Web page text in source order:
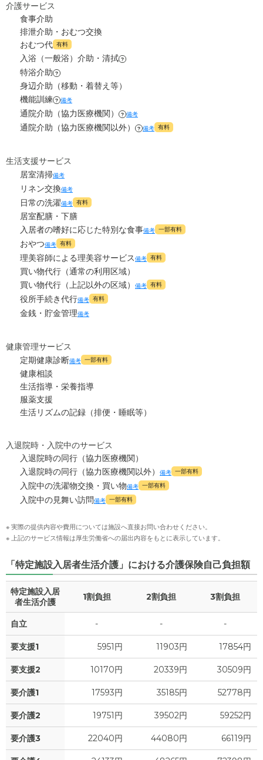
水道・光熱費
上乗せ介護費 ?
その他
介護保険料
管理費
食費 ?
水道・光熱費
上乗せ介護費
その他 0
介護保険料
介護サービス
食事介助
排泄介助・おむつ交換
おむつ代 有料
入浴（一般浴）介助・清拭 ?
特浴介助 ?
身辺介助（移動・着替え等）
機能訓練 ? 備考
通院介助（協力医療機関） ? 備考
通院介助（協力医療機関以外） ? 備考 有料
生活支援サービス
居室清掃備考
リネン交換備考
日常の洗濯備考 有料
居室配膳・下膳
入居者の嗜好に応じた特別な食事備考 一部有料
おやつ備考 有料
理美容師による理美容サービス備考 有料
買い物代行（通常の利用区域）
買い物代行（上記以外の区域）
備考 有料
役所手続き代行備考 有料
金銭・貯金管理備考
健康管理サービス
定期健康診断備考 一部有料
健康相談
生活指導・栄養指導
服薬支援
生活リズムの記録（排便・睡眠等）
入退院時・入院中のサービス
入退院時の同行（協力医療機関）
入退院時の同行（協力医療機関以外）
備考 一部有料
入院中の洗濯物交換・買い物備考 一部有料
入院中の見舞い訪問備考 一部有料
※ 実際の提供内容や費用については施設へ直接お問い合わせください。
※ 上記のサービス情報は厚生労働省への届出内容をもとに表示しています。
「特定施設入居者生活介護」における介護保険自己負担額
特定施設入居
者生活介護
1割負担 2割負担 3割負担
自立 - - -
要支援1 5951円 11903円 17854円
要支援2 10170円 20339円 30509円
要介護1 17593円 35185円 52778円
要介護2 19751円 39502円 59252円
要介護3 22040円 44080円 66119円